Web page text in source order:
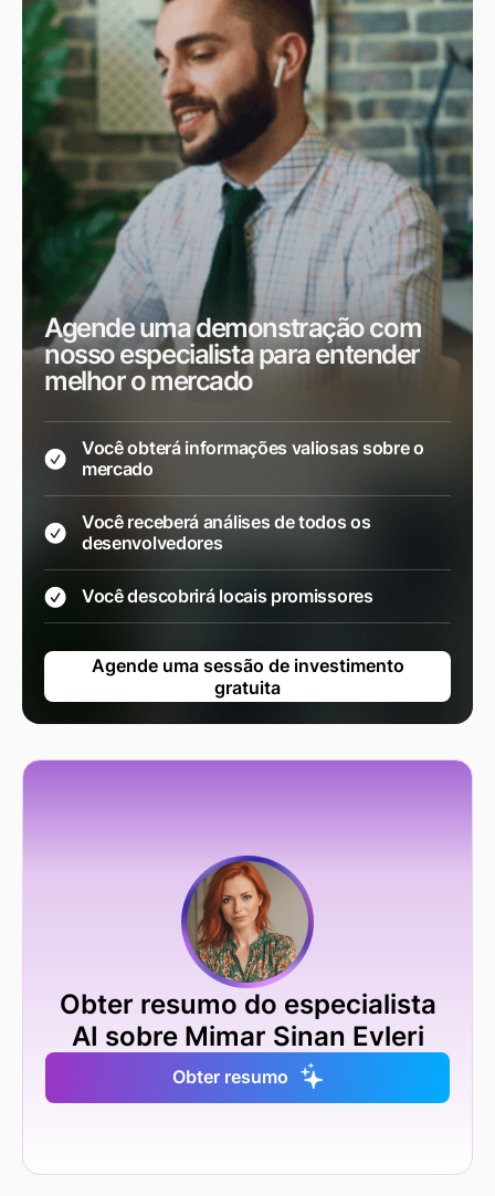
Agende uma demonstração com
nosso especialista para entender
melhor o mercado
Você obterá informações valiosas sobre o
mercado
Você receberá análises de todos os
desenvolvedores
Você descobrirá locais promissores
Agende uma sessão de investimento
gratuita
Obter resumo do especialista
AI sobre Mimar Sinan Evleri
Obter resumo